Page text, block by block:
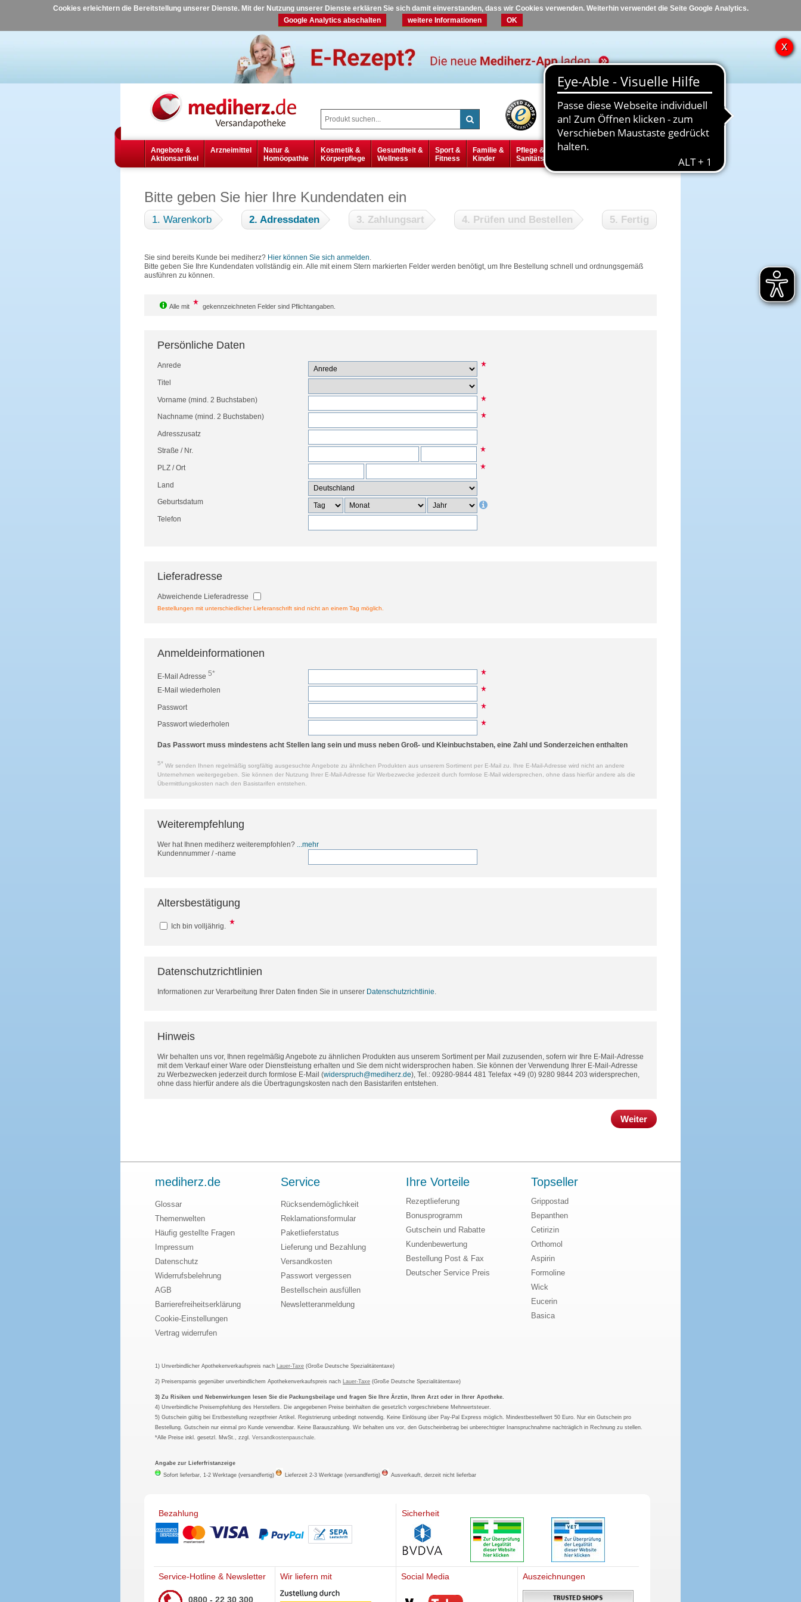
Cookies erleichtern die Bereitstellung unserer Dienste. Mit der Nutzung unserer Dienste erklären Sie sich damit einverstanden, dass wir Cookies verwenden. Weiterhin verwendet die Seite Google Analytics.
Google Analytics abschalten
weitere Informationen OK
Hilfe Kontakt
Angebote &
Aktionsartikel
Arzneimittel
Natur &
Homöopathie
Kosmetik &
Körperpflege
Gesundheit &
Wellness
Sport &
Fitness
Familie &
Kinder
Pflege &
Sanitätsbedarf
Diabetes
Bitte geben Sie hier Ihre Kundendaten ein
1. Warenkorb 2. Adressdaten 3. Zahlungsart 4. Prüfen und Bestellen 5. Fertig
Sie sind bereits Kunde bei mediherz? Hier können Sie sich anmelden.
Bitte geben Sie Ihre Kundendaten vollständig ein. Alle mit einem Stern markierten Felder werden benötigt, um Ihre Bestellung schnell und ordnungsgemäß
ausführen zu können.
Alle mit gekennzeichneten Felder sind Pflichtangaben.
Persönliche Daten
Anrede
Titel
Vorname (mind. 2 Buchstaben)
Nachname (mind. 2 Buchstaben)
Adresszusatz
Straße / Nr.
PLZ/Ort
Land
Geburtsdatum
Telefon
Lieferadresse
Abweichende Lieferadresse
Bestellungen mit unterschiedlicher Lieferanschrift sind nicht an einem Tag möglich.
Anmeldeinformationen
E-Mail Adresse 5*
E-Mail wiederholen
Passwort
Passwort wiederholen
Das Passwort muss mindestens acht Stellen lang sein und muss neben Groß- und Kleinbuchstaben, eine Zahl und Sonderzeichen enthalten
5* Wir senden Ihnen regelmäßig sorgfältig ausgesuchte Angebote zu ähnlichen Produkten aus unserem Sortiment per E-Mail zu. Ihre E-Mail-Adresse wird nicht an andere
Unternehmen weitergegeben. Sie können der Nutzung Ihrer E-Mail-Adresse für Werbezwecke jederzeit durch formlose E-Mail widersprechen, ohne dass hierfür andere als die
Übermittlungskosten nach den Basistarifen entstehen.
Weiterempfehlung
Wer hat Ihnen mediherz weiterempfohlen? ...mehr
Kundennummer / -name
Altersbestätigung
Ich bin volljährig.
Datenschutzrichtlinien
Informationen zur Verarbeitung Ihrer Daten finden Sie in unserer Datenschutzrichtlinie
Hinweis
Wir behalten uns vor, Ihnen regelmäßig Angebote zu ähnlichen Produkten aus unserem Sortiment per Mail zuzusenden, sofern wir Ihre E-Mail-Adresse
mit dem Verkauf einer Ware oder Dienstleistung erhalten und Sie dem nicht widersprochen haben. Sie können der Verwendung Ihrer E-Mail-Adresse
zu Werbezwecken jederzeit durch formlose E-Mail (widerspruch@mediherz.de), Tel.: 09280-9844 481 Telefax +49 (0) 9280 9844 203 widersprechen,
ohne dass hierfür andere als die Übertragungskosten nach den Basistarifen entstehen.
Weiter
mediherz.de
Glossar
Themenwelten
Häufig gestellte Fragen
Impressum
Datenschutz
Widerrufsbelehrung
AGB
Barrierefreiheitserklärung
Cookie-Einstellungen
Vertrag widerrufen
Service
Rücksendemöglichkeit
Reklamationsformular
Paketlieferstatus
Lieferung und Bezahlung
Versandkosten
Passwort vergessen
Bestellschein ausfüllen
Newsletteranmeldung
Ihre Vorteile
Rezeptlieferung
Bonusprogramm
Gutschein und Rabatte
Kundenbewertung
Bestellung Post & Fax
Deutscher Service Preis
Topseller
Grippostad
Bepanthen
Cetirizin
Orthomol
Aspirin
Formoline
Wick
Eucerin
Basica
1) Unverbindlicher Apothekenverkaufspreis nach Lauer-Taxe (Große Deutsche Spezialitätentaxe)
2) Preisersparnis gegenüber unverbindlichem Apothekenverkaufspreis nach Lauer-Taxe (Große Deutsche Spezialitätentaxe)
3) Zu Risiken und Nebenwirkungen lesen Sie die Packungsbeilage und fragen Sie Ihre Ärztin, Ihren Arzt oder in Ihrer Apotheke.
4) Unverbindliche Preisempfehlung des Herstellers. Die angegebenen Preise beinhalten die gesetzlich vorgeschriebene Mehrwertsteuer.
5) Gutschein gültig bei Erstbestellung rezeptfreier Artikel. Registrierung unbedingt notwendig. Keine Einlösung über Pay-Pal Express möglich. Mindestbestellwert 50 Euro. Nur ein Gutschein pro
Bestellung. Gutschein nur einmal pro Kunde verwendbar. Keine Barauszahlung. Wir behalten uns vor, den Gutscheinbetrag bei unberechtigter Inanspruchnahme nachträglich in Rechnung zu stellen.
*Alle Preise inkl. gesetzl. MwSt., zzgl.Versandkostenpauschale
Angabe zur Lieferfristanzeige
Sofort lieferbar, 1-2 Werktage (versandfertig)
Lieferzeit 2-3 Werktage (versandfertig) Ausverkauft, derzeit nicht lieferbar
Bezahlung Sicherheit
Service-Hotline & Newsletter
0800 - 22 30 300
Wir liefern mit Social Media
Mediherz
Auszeichnungen